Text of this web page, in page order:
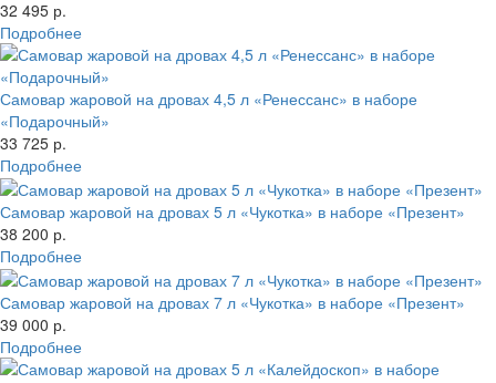
32 495 р.
Подробнее
Самовар жаровой на дровах 4,5 л «Ренессанс» в наборе
«Подарочный»
33 725 р.
Подробнее
Самовар жаровой на дровах 5 л «Чукотка» в наборе «Презент»
38 200 р.
Подробнее
Самовар жаровой на дровах 7 л «Чукотка» в наборе «Презент»
39 000 р.
Подробнее